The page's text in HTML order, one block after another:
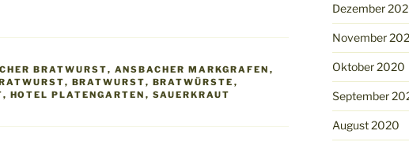
BRATWURST, ANSBACHER MARKGRAFEN ,
, BRATWURST, BRATWÜRSTE ,
, HOTEL PLATENGARTEN , SAUERKRAUT
Dezember
November
Oktober 2020
September
August 2020